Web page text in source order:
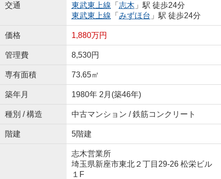
交通
東武東上線 「 志木 」駅 徒歩24分
東武東上線 「 みずほ台 」駅 徒歩24分
価格 1,880万円
管理費 8,530円
専有面積 73.65㎡
築年月 1980年 2月(築46年)
種別 / 構造 中古マンション / 鉄筋コンクリート
階建 5階建
志木営業所
埼玉県新座市東北２丁目29-26 松栄ビル
１F